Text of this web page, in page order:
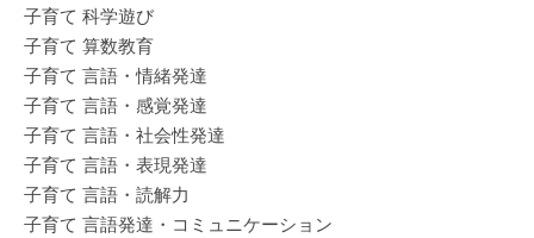
子育て 科学遊び
子育て 算数教育
子育て 言語・情緒発達
子育て 言語・感覚発達
子育て 言語・社会性発達
子育て 言語・表現発達
子育て 言語・読解力
子育て 言語発達・コミュニケーション